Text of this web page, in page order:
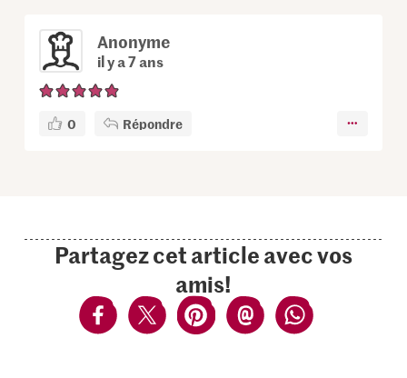
Anonyme
il y a 7 ans
0 Répondre
Partagez cet article avec vos
amis!